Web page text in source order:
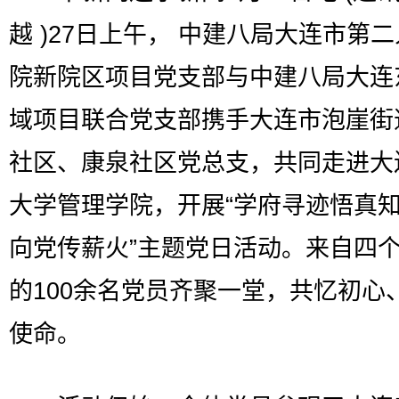
越 )27日上午， 中建八局大连市第
院新院区项目党支部与中建八局大
域项目联合党支部携手大连市泡崖
社区、康泉社区党总支，共同走进
大学管理学院，开展“学府寻迹悟真
向党传薪火”主题党日活动。来自四
的100余名党员齐聚一堂，共忆初心
使命。